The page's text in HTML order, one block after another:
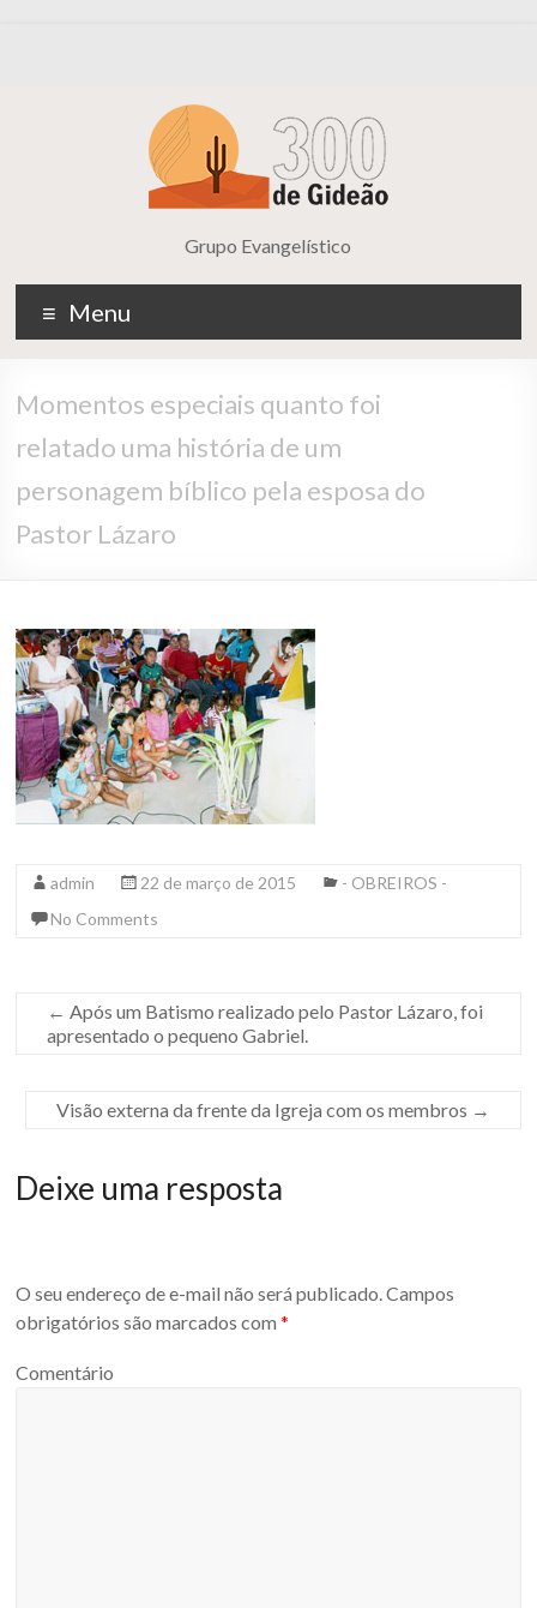
Grupo Evangelístico
Menu
Momentos especiais quanto foi
relatado uma história de um
personagem bíblico pela esposa do
Pastor Lázaro
admin 22 de março de 2015
- OBREIROS -
No Comments
← Após um Batismo realizado pelo Pastor Lázaro, foi
apresentado o pequeno Gabriel.
Visão externa da frente da Igreja com os membros →
Deixe uma resposta
O seu endereço de e-mail não será publicado.Campos
obrigatórios são marcados com*
Comentário